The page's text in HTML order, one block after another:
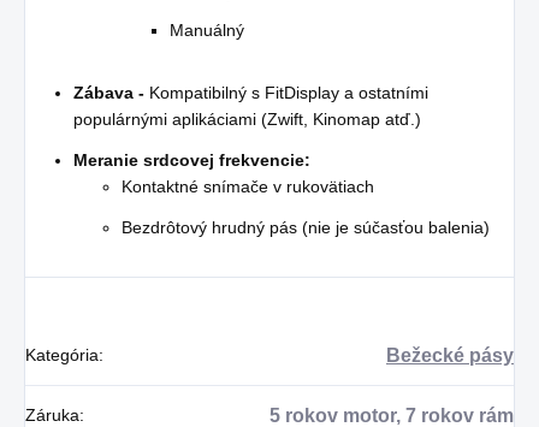
Manuálný
Zábava - Kompatibilný s FitDisplay a ostatními
populárnými aplikáciami (Zwift, Kinomap atď.)
Meranie srdcovej frekvencie:
Kontaktné snímače v rukovätiach
Bezdrôtový hrudný pás (nie je súčasťou balenia)
Kategória: Bežecké pásy
Záruka: 5 rokov motor, 7 rokov rám